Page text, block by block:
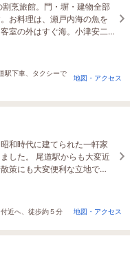
烹旅館。門・塀・建物全部
お料理は、瀬戸内海の魚を
室の外はすぐ海。小津安二
に登場した縁の宿です。
駅下車、タクシーで
地図・アクセス
和時代に建てられた一軒家
した。 尾道駅からも大変近
策にも大変便利な立地で
近へ、徒歩約５分 地図・アクセス